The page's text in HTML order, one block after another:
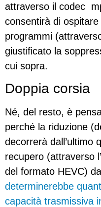
attraverso il codec
consentirà di
programmi
giustificato la
cui sopra.
Doppia corsia
Né, del resto, è
perché la riduzione
decorrerà dall’ultimo
recupero (attraverso
del formato HEVC)
determinerebbe
capacità trasmissiva